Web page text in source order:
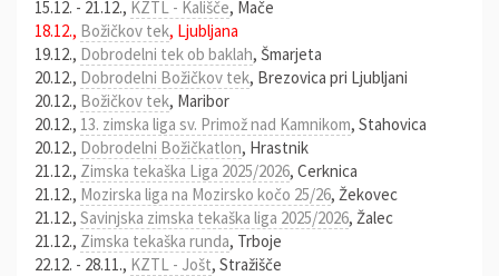
15.12. - 21.12., KZTL - Kališče, Mače
18.12., Božičkov tek, Ljubljana
19.12., Dobrodelni tek ob baklah, Šmarjeta
20.12., Dobrodelni Božičkov tek, Brezovica pri Ljubljani
20.12., Božičkov tek, Maribor
20.12., 13. zimska liga sv. Primož nad Kamnikom, Stahovica
20.12., Dobrodelni Božičkatlon, Hrastnik
21.12., Zimska tekaška Liga 2025/2026, Cerknica
21.12., Mozirska liga na Mozirsko kočo 25/26, Žekovec
21.12., Savinjska zimska tekaška liga 2025/2026, Žalec
21.12., Zimska tekaška runda, Trboje
22.12. - 28.11., KZTL - Jošt, Stražišče